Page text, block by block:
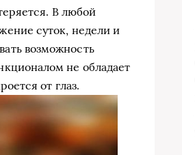
В любой
суток, недели и
возможность
не обладает
от глаз.